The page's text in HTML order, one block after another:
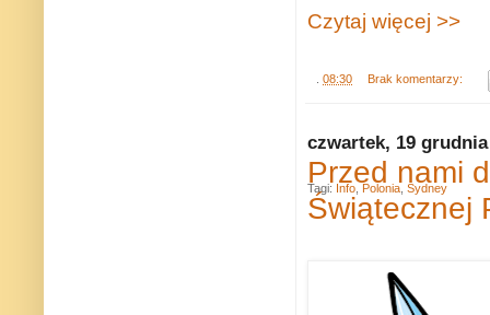
Czytaj więcej >>
08:30 Brak komentarzy:
czwartek, 19 grudnia
Przed nami
Świątecznej
Tagi: Info Polonia Sydney